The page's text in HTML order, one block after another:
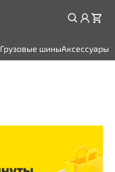
Грузовые шиныАксессуары